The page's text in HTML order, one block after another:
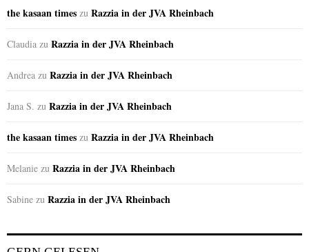
the kasaan times zu Razzia in der JVA Rheinbach
Claudia zu Razzia in der JVA Rheinbach
Andrea zu Razzia in der JVA Rheinbach
Jana S. zu Razzia in der JVA Rheinbach
the kasaan times zu Razzia in der JVA Rheinbach
Melanie zu Razzia in der JVA Rheinbach
Sabine zu Razzia in der JVA Rheinbach